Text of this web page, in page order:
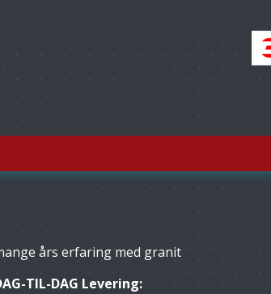
års erfaring med granit
TIL-DAG Levering: